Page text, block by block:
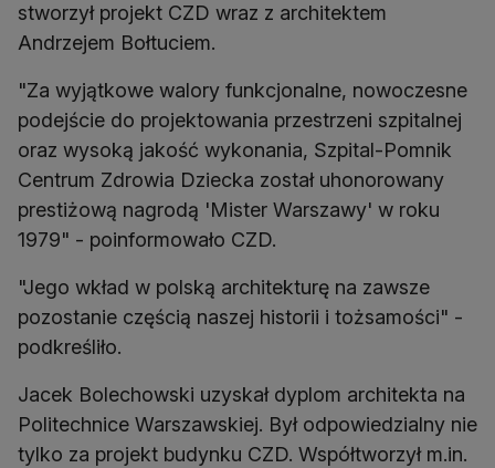
stworzył projekt CZD wraz z architektem
Andrzejem Bołtuciem.
"Za wyjątkowe walory funkcjonalne, nowoczesne
podejście do projektowania przestrzeni szpitalnej
oraz wysoką jakość wykonania, Szpital-Pomnik
Centrum Zdrowia Dziecka został uhonorowany
prestiżową nagrodą 'Mister Warszawy' w roku
1979" - poinformowało CZD.
"Jego wkład w polską architekturę na zawsze
pozostanie częścią naszej historii i tożsamości" -
podkreśliło.
Jacek Bolechowski uzyskał dyplom architekta na
Politechnice Warszawskiej. Był odpowiedzialny nie
tylko za projekt budynku CZD. Współtworzył m.in.